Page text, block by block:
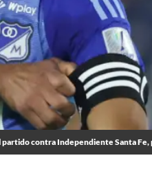
contra Independiente Santa Fe,